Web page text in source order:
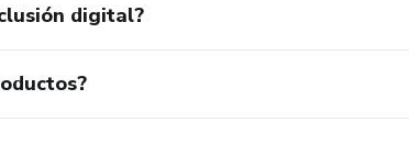
digital?